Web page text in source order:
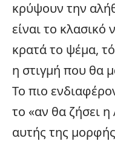
κρύψουν την
είναι το
κρατά το ψέμα,
η στιγμή που θα
Το πιο
το «αν θα ζήσει
αυτής της